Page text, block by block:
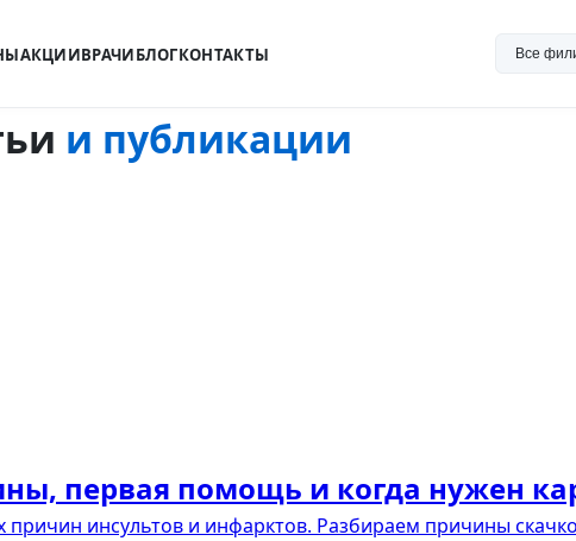
АКЦИИВРАЧИБЛОГКОНТАКТЫ
и публикации
первая помощь и когда нужен
инсультов и инфарктов. Разбираем причины